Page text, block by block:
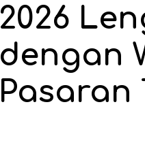
2026
dengan
Pasaran